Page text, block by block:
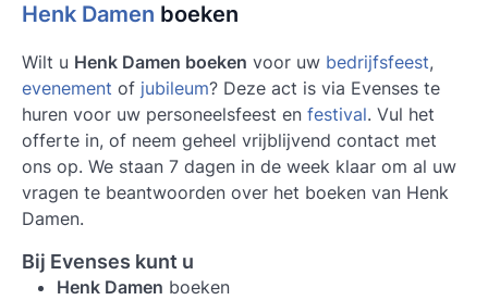
Henk Damen boeken
Wilt u Henk Damen boeken voor uw bedrijfsfeest,
evenement of jubileum? Deze act is via Evenses te
huren voor uw personeelsfeest en festival. Vul het
offerte in, of neem geheel vrijblijvend contact met
ons op. We staan 7 dagen in de week klaar om al uw
vragen te beantwoorden over het boeken van Henk
Damen.
Bij Evenses kunt u
Henk Damen boeken